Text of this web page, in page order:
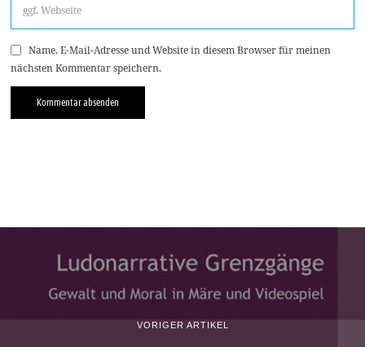
Name, E-Mail-Adresse und Website in diesem Browser für meinen
nächsten Kommentar speichern.
VORIGER ARTIKEL